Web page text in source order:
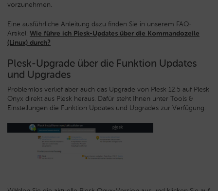
vorzunehmen.
Eine ausführliche Anleitung dazu finden Sie in unserem FAQ-
Artikel: Wie führe ich Plesk-Updates über die Kommandozeile
(Linux) durch?
Plesk-Upgrade über die Funktion Updates
und Upgrades
Problemlos verlief aber auch das Upgrade von Plesk 12.5 auf Plesk
Onyx direkt aus Plesk heraus. Dafür steht Ihnen unter Tools &
Einstellungen die Funktion Updates und Upgrades zur Verfügung.